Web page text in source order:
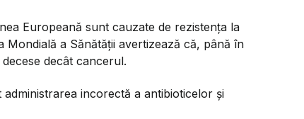
Europeană sunt cauzate de rezistența la
Mondială a Sănătății avertizează că, până în
decât cancerul.
incorectă a antibioticelor și